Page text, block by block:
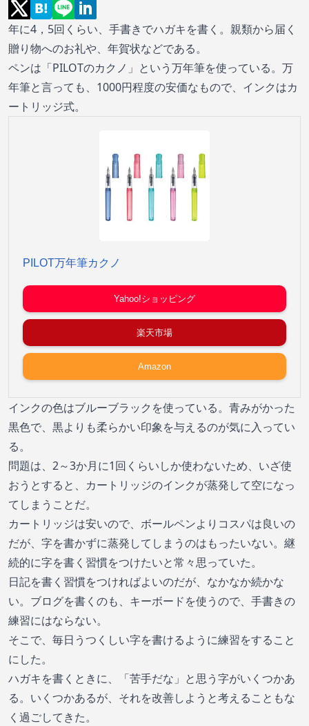
年に4，5回くらい、手書きでハガキを書く。親類から届く
贈り物へのお礼や、年賀状などである。
ペンは「PILOTのカクノ 」という万年筆を使っている。万
年筆と言っても、1000円程度の安価なもので、インクはカ
ートリッジ式。
PILOT万年筆カクノ
Yahoo!ショッピング
楽天市場
Amazon
インクの色はブルーブラックを使っている。青みがかった
黒色で、黒よりも柔らかい印象を与えるのが気に入ってい
る。
問題は、2～3か月に1回くらいしか使わないため、いざ使
おうとすると、カートリッジのインクが蒸発して空になっ
てしまうことだ。
カートリッジは安いので、ボールペンよりコスパは良いの
だが、字を書かずに蒸発してしまうのはもったいない。継
続的に字を書く習慣をつけたいと常々思っていた。
日記を書く習慣をつければよいのだが、なかなか続かな
い。ブログを書くのも、キーボードを使うので、手書きの
練習にはならない。
そこで、毎日うつくしい字を書けるように練習をすること
にした。
ハガキを書くときに、「苦手だな」と思う字がいくつかあ
る。いくつかあるが、それを改善しようと考えることもな
く過ごしてきた。